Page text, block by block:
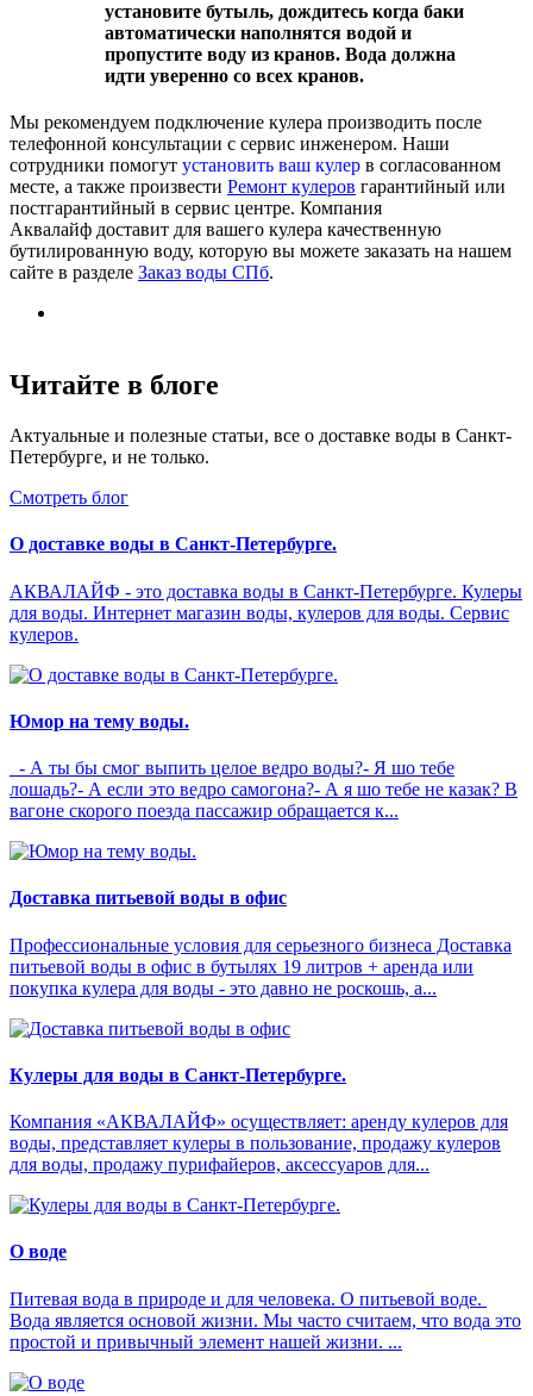
установите бутыль, дождитесь когда баки
автоматически наполнятся водой и
пропустите воду из кранов. Вода должна
идти уверенно со всех кранов.
Мы рекомендуем подключение кулера производить после
телефонной консультации с сервис инженером. Наши
сотрудники помогут установить ваш кулер в согласованном
месте, а также произвести Ремонт кулеров гарантийный или
постгарантийный в сервис центре. Компания
Аквалайф доставит для вашего кулера качественную
бутилированную воду, которую вы можете заказать на нашем
сайте в разделе Заказ воды СПб.
Читайте в блоге
Актуальные и полезные статьи, все о доставке воды в Санкт-
Петербурге, и не только.
Смотреть блог
О доставке воды в Санкт-Петербурге.
АКВАЛАЙФ - это доставка воды в Санкт-Петербурге. Кулеры
для воды. Интернет магазин воды, кулеров для воды. Сервис
кулеров.
Юмор на тему воды.
- А ты бы смог выпить целое ведро воды?- Я шо тебе
лошадь?- А если это ведро самогона?- А я шо тебе не казак? В
вагоне скорого поезда пассажир обращается к...
Доставка питьевой воды в офис
Профессиональные условия для серьезного бизнеса Доставка
питьевой воды в офис в бутылях 19 литров + аренда или
покупка кулера для воды - это давно не роскошь, а...
Кулеры для воды в Санкт-Петербурге.
Компания «АКВАЛАЙФ» осуществляет: аренду кулеров для
воды, представляет кулеры в пользование, продажу кулеров
для воды, продажу пурифайеров, аксессуаров для...
О воде
Питевая вода в природе и для человека. О питьевой воде.
Вода является основой жизни. Мы часто считаем, что вода это
простой и привычный элемент нашей жизни. ...